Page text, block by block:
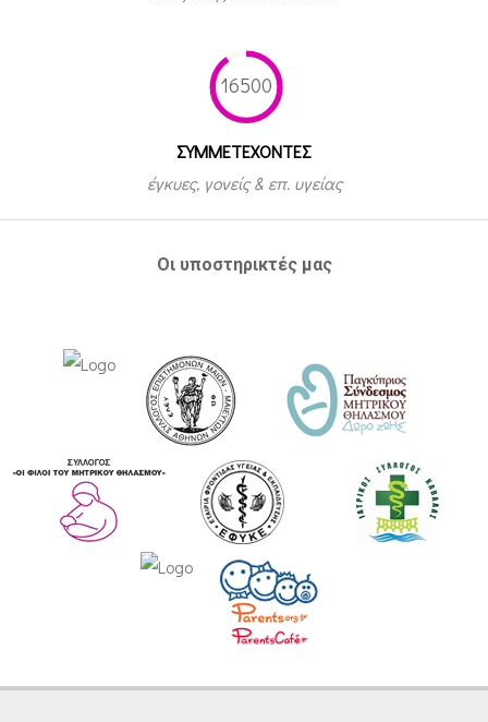
16500
ΣΥΜΜΕΤEΧΟΝΤΕΣ
έγκυες, γονείς & επ. υγείας
Οι υποστηρικτές μας